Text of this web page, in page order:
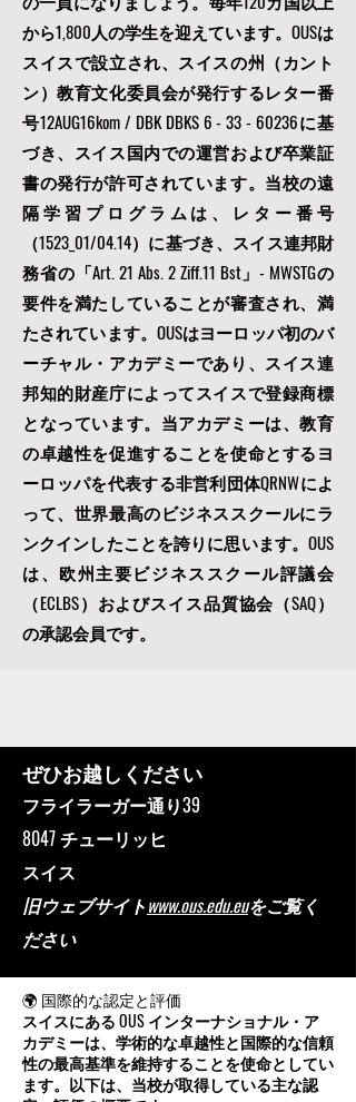
から1,800人の学生を迎えています。OUSは
スイスで設立され、スイスの州（カント
ン）教育文化委員会が発行するレター番
号12AUG16kom / DBK DBKS6 - 33 - 60236に基
づき、スイス国内での運営および卒業証
書の発行が許可されています。当校の遠
隔学習プログラムは、レター番号
（1523_01/04.14）に基づき、スイス連邦財
務省の「Art. 21 Abs. 2 Ziff.11 Bst」- MWSTGの
要件を満たしていることが審査され、満
たされています。OUSはヨーロッパ初のバ
ーチャル・アカデミーであり、スイス連
邦知的財産庁によってスイスで登録商標
となっています。当アカデミーは、教育
の卓越性を促進することを使命とするヨ
ーロッパを代表する非営利団体QRNWによ
って、 世界最高のビジネススクールにラ
ンクインしたことを誇りに思います。OUS
は、欧州主要ビジネススクール評議会
（ECLBS） およびスイス品質協会（SAQ）
の承認会員です。
ぜひお越しください
フライラーガー通り39
8047 チューリッヒ
スイス
旧ウェブサイトwww.ous.edu.euをご覧く
ださい
🌍 国際的な認定と評価
スイスにある OUS インターナショナル・ア
カデミーは、学術的な卓越性と国際的な信頼
性の最高基準を維持することを使命としてい
ます。以下は、当校が取得している主な認